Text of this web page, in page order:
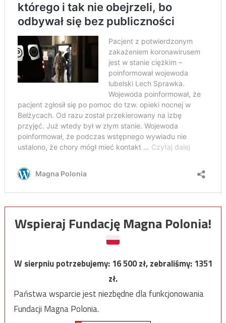
Wspieraj Fundację Magna Polonia!
W sierpniu potrzebujemy:16 500zł, zebraliśmy:1351
zł.
Państwa wsparcie jest niezbędne dla funkcjonowania
Fundacji Magna Polonia.